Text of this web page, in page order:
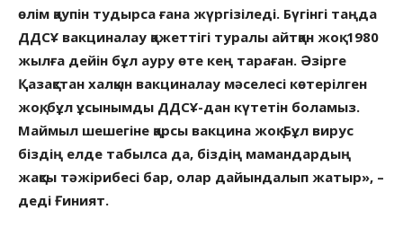
өлім қаупін тудырса ғана жүргізіледі. Бүгінгі таңда
ДДСҰ вакциналау қажеттігі туралы айтқан жоқ. 1980
жылға дейін бұл ауру өте кең тараған. Әзірге
Қазақстан халқын вакциналау мәселесі көтерілген
жоқ, бұл ұсынымды ДДСҰ-дан күтетін боламыз.
Маймыл шешегіне қарсы вакцина жоқ. Бұл вирус
біздің елде табылса да, біздің мамандардың
жақсы тәжірибесі бар, олар дайындалып жатыр», –
деді Ғиният.